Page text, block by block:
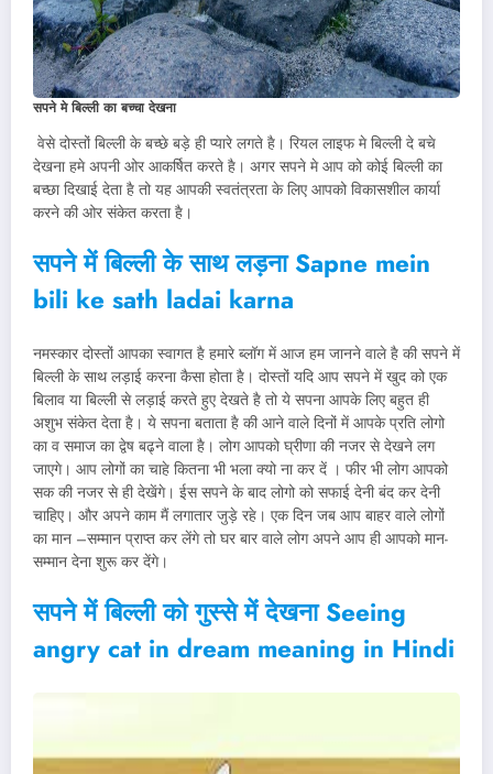
सपने मे बिल्ली का बच्चा देखना
वेसे दोस्तों बिल्ली के बच्छे बड़े ही प्यारे लगते है। रियल लाइफ मे बिल्ली दे बचे
देखना हमे अपनी ओर आकर्षित करते है। अगर सपने मे आप को कोई बिल्ली का
बच्छा दिखाई देता है तो यह आपकी स्वतंत्रता के लिए आपको विकासशील कार्या
करने की ओर संकेत करता है।
सपने में बिल्ली के साथ लड़ना Sapne mein
bili ke sath ladai karna
नमस्कार दोस्तों आपका स्वागत है हमारे ब्लॉग में आज हम जानने वाले है की सपने में
बिल्ली के साथ लड़ाई करना कैसा होता है। दोस्तों यदि आप सपने में खुद को एक
बिलाव या बिल्ली से लड़ाई करते हुए देखते है तो ये सपना आपके लिए बहुत ही
अशुभ संकेत देता है। ये सपना बताता है की आने वाले दिनों में आपके प्रति लोगो
का व समाज का द्वेष बढ्ने वाला है। लोग आपको घ्रीणा की नजर से देखने लग
जाएगे। आप लोगों का चाहे कितना भी भला क्यो ना कर दें । फीर भी लोग आपको
सक की नजर से ही देखेंगे। ईस सपने के बाद लोगो को सफाई देनी बंद कर देनी
चाहिए। और अपने काम मैं लगातार जुड़े रहे। एक दिन जब आप बाहर वाले लोगों
का मान –सम्मान प्राप्त कर लेंगे तो घर बार वाले लोग अपने आप ही आपको मान-
सम्मान देना शुरू कर देंगे।
सपने में बिल्ली को गुस्से में देखना Seeing
angry cat in dream meaning in Hindi